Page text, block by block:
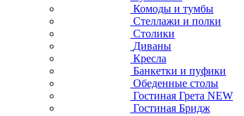
Комоды и тумбы
Стеллажи и полки
Столики
Диваны
Кресла
Банкетки и пуфики
Обеденные столы
Гостиная Грета NEW
Гостиная Бридж